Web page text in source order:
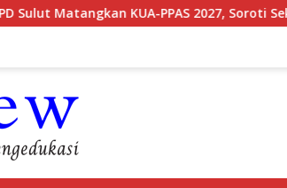
PPAS 2027, Soroti Sektor Krusial